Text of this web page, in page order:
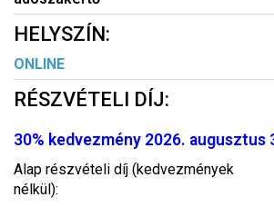
HELYSZÍN:
ONLINE
RÉSZVÉTELI DÍJ:
30% kedvezmény 2026. augusztus
Alap részvételi díj (kedvezmények
nélkül):